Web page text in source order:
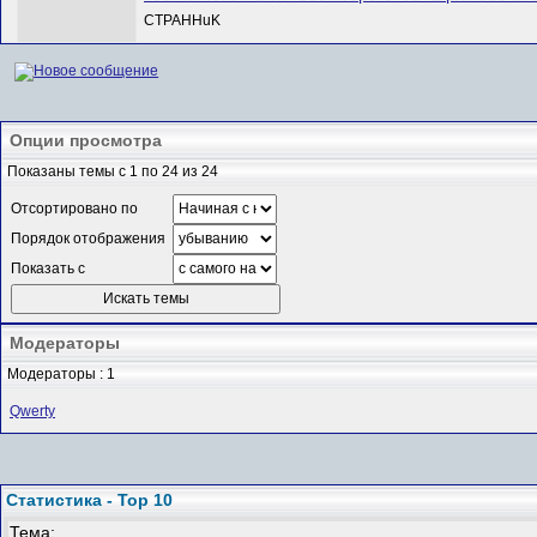
CTPAHHuK
Опции просмотра
Показаны темы с 1 по 24 из 24
Отсортировано по
Порядок отображения
Показать с
Модераторы
Модераторы : 1
Qwerty
Статистика - Top 10
Тема: